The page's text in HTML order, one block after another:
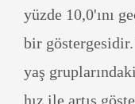
yüzde 10,0'ını
bir
yaş
hız ile artış